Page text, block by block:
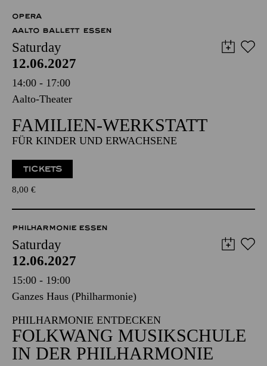
OPERA
AALTO BALLETT ESSEN
Saturday
12.06.2027
14:00 - 17:00
Aalto-Theater
FAMILIEN-WERKSTATT
FÜR KINDER UND ERWACHSENE
TICKETS
8,00 €
PHILHARMONIE ESSEN
Saturday
12.06.2027
15:00 - 19:00
Ganzes Haus (Philharmonie)
PHILHARMONIE ENTDECKEN
FOLKWANG MUSIKSCHULE
IN DER PHILHARMONIE